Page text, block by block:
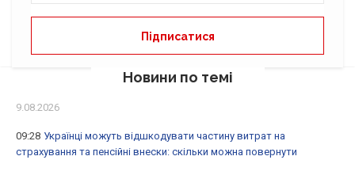
Новини по темі
9.08.2026
09:28 Українці можуть відшкодувати частину витрат на
страхування та пенсійні внески: скільки можна повернути